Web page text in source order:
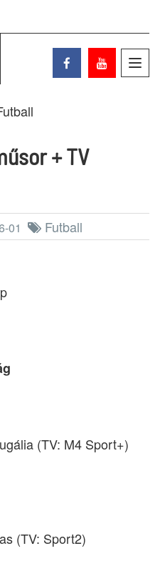
+ TV
01 Futball
(TV: M4 Sport+)
(TV: Sport2)